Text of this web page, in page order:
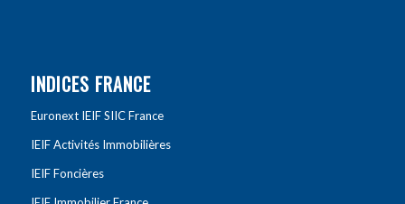
INDICES FRANCE
Euronext IEIF SIIC France
IEIF Activités Immobilières
IEIF Foncières